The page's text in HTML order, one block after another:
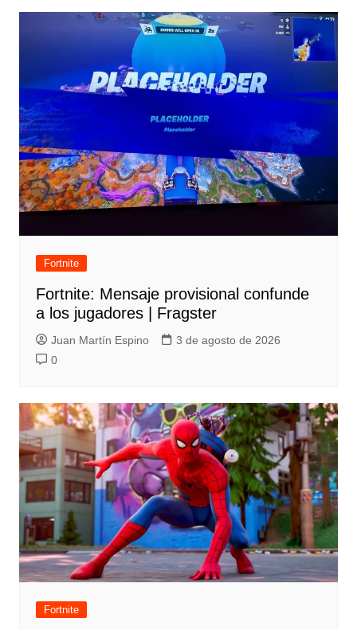
Fortnite
Fortnite: Mensaje provisional confunde
a los jugadores | Fragster
Juan Martín Espino
3 de agosto de 2026
0
Fortnite